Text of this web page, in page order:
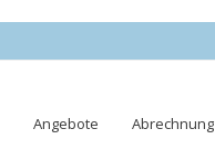
Angebote Abrechnung